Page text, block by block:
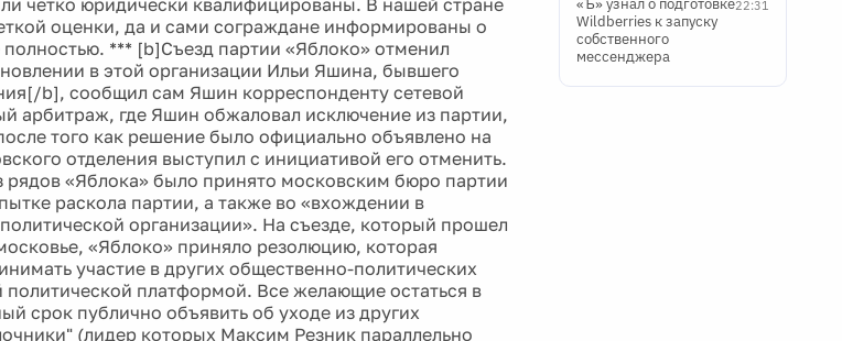
оценки, да и сами сограждане информированы о
полностью. *** [b]Съезд партии «Яблоко» отменил
в этой организации Ильи Яшина, бывшего
b], сообщил сам Яшин корреспонденту сетевой
арбитраж, где Яшин обжаловал исключение из партии,
того как решение было официально объявлено на
отделения выступил с инициативой его отменить.
«Яблока» было принято московским бюро партии
раскола партии, а также во «вхождении в
организации». На съезде, который прошел
«Яблоко» приняло резолюцию, которая
участие в других общественно-политических
платформой. Все желающие остаться в
срок публично объявить об уходе из других
(лидер которых Максим Резник параллельно
22:31
Wildberries к запуску
собственного
мессенджера